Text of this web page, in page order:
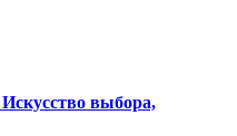
выбора,